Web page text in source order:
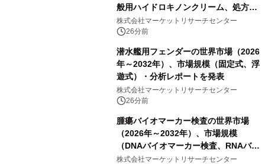
般用ハイドロキノンクリーム、処方用
ハイドロキノンクリーム）・分析レポ
ートを発表
株式会社マーケットリサーチセンター
26分前
潜水艦用フェンダーの世界市場（2026
年～2032年）、市場規模（固定式、浮
遊式）・分析レポートを発表
株式会社マーケットリサーチセンター
26分前
腫瘍バイオマーカー検査の世界市場
（2026年～2032年）、市場規模
（DNAバイオマーカー検査、RNAバイ
オマーカー検査、タンパク質バイオマ
株式会社マーケットリサーチセンター